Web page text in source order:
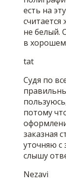
есть на
не белый.
в хорошем
tat
Судя по
потому
заказная
уточняю с
слышу
Nezavi